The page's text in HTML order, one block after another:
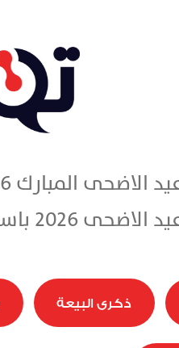
مجاناً بأكثر من 1000 تصميم مجاني
ذكرى البيعة